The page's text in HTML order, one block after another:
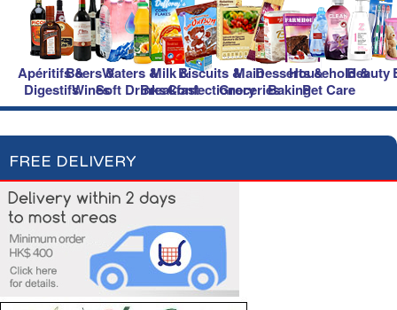
Apéritifs &
Digestifs
Beers &
Wines
Waters &
Soft Drinks
Milk &
Breakfast
Biscuits &
Confectionery
Main
Groceries
Desserts &
Baking
Household &
Pet Care
Beauty
FREE DELIVERY